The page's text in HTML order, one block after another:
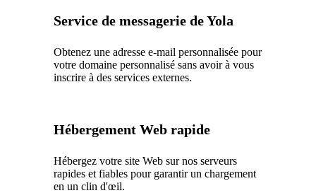
Service de messagerie de Yola
Obtenez une adresse e-mail personnalisée pour
votre domaine personnalisé sans avoir à vous
inscrire à des services externes.
Hébergement Web rapide
Hébergez votre site Web sur nos serveurs
rapides et fiables pour garantir un chargement
en un clin d'œil.